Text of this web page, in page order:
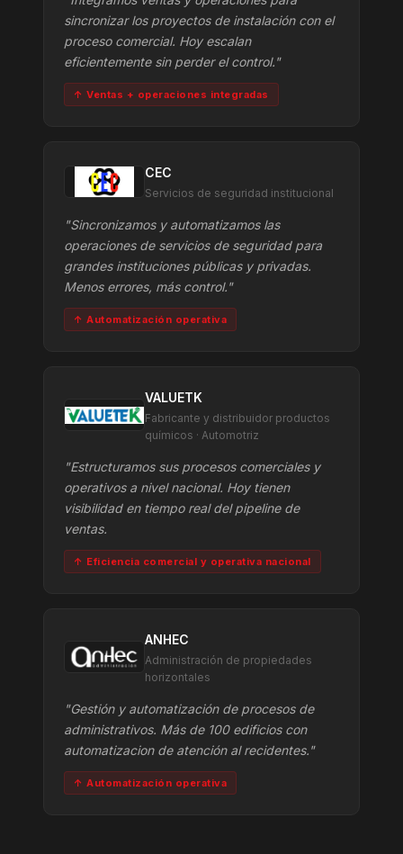
sincronizar los proyectos de instalación con el
proceso comercial. Hoy escalan
eficientemente sin perder el control."
↑ Ventas + operaciones integradas
CEC
Servicios de seguridad institucional
"Sincronizamos y automatizamos las
operaciones de servicios de seguridad para
grandes instituciones públicas y privadas.
Menos errores, más control."
↑ Automatización operativa
VALUETK
Fabricante y distribuidor productos
químicos · Automotriz
"Estructuramos sus procesos comerciales y
operativos a nivel nacional. Hoy tienen
visibilidad en tiempo real del pipeline de
ventas.
↑ Eficiencia comercial y operativa nacional
ANHEC
Administración de propiedades
horizontales
"Gestión y automatización de procesos de
administrativos. Más de 100 edificios con
automatizacion de atención al recidentes."
↑ Automatización operativa